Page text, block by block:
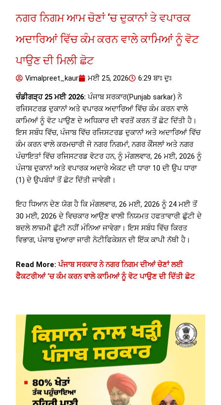
ਨਗਰ ਨਿਗਮ ਆਮ ਚੋਣਾਂ ‘ਚ ਦੁਕਾਨਾਂ ਤੇ ਵਪਾਰਕ
ਅਦਾਰਿਆਂ ਵਿੱਚ ਕੰਮ ਕਰਨ ਵਾਲੇ ਕਾਮਿਆਂ ਨੂੰ ਵੋਟ
ਪਾਉਣ ਦੀ ਮਿਲੀ ਛੋਟ
Vimalpreet_kaur ਮਈ 25, 2026 6:29 ਬਾਃ ਦੁਃ
ਚੰਡੀਗੜ੍ਹ 25 ਮਈ 2026: ਪੰਜਾਬ ਸਰਕਾਰ(Punjab sarkar) ਨੇ
ਰਜਿਸਟਰਡ ਦੁਕਾਨਾਂ ਅਤੇ ਵਪਾਰਕ ਅਦਾਰਿਆਂ ਵਿੱਚ ਕੰਮ ਕਰਨ ਵਾਲੇ
ਕਾਮਿਆਂ ਨੂੰ ਵੋਟ ਪਾਉਣ ਦੇ ਅਧਿਕਾਰ ਦੀ ਵਰਤੋਂ ਕਰਨ ਤੋਂ ਛੋਟ ਦਿੱਤੀ ਹੈ।
ਇਸ ਸਬੰਧ ਵਿੱਚ, ਪੰਜਾਬ ਵਿੱਚ ਰਜਿਸਟਰਡ ਦੁਕਾਨਾਂ ਅਤੇ ਅਦਾਰਿਆਂ ਵਿੱਚ
ਕੰਮ ਕਰਨ ਵਾਲੇ ਕਰਮਚਾਰੀ ਜੋ ਨਗਰ ਨਿਗਮਾਂ, ਨਗਰ ਕੌਂਸਲਾਂ ਅਤੇ ਨਗਰ
ਪੰਚਾਇਤਾਂ ਵਿੱਚ ਰਜਿਸਟਰਡ ਵੋਟਰ ਹਨ, ਨੂੰ ਮੰਗਲਵਾਰ, 26 ਮਈ, 2026 ਨੂੰ
ਪੰਜਾਬ ਦੁਕਾਨਾਂ ਅਤੇ ਵਪਾਰਕ ਅਦਾਰੇ ਐਕਟ ਦੀ ਧਾਰਾ 10 ਦੀ ਉਪ ਧਾਰਾ
(1) ਦੇ ਉਪਬੰਧਾਂ ਤੋਂ ਛੋਟ ਦਿੱਤੀ ਜਾਵੇਗੀ।
ਇਹ ਧਿਆਨ ਦੇਣ ਯੋਗ ਹੈ ਕਿ ਮੰਗਲਵਾਰ, 26 ਮਈ, 2026 ਨੂੰ 24 ਮਈ ਤੋਂ
30 ਮਈ, 2026 ਦੇ ਵਿਚਕਾਰ ਆਉਣ ਵਾਲੀ ਨਿਯਮਤ ਹਫਤਾਵਾਰੀ ਛੁੱਟੀ ਦੇ
ਬਦਲੇ ਲਾਜ਼ਮੀ ਛੁੱਟੀ ਨਹੀਂ ਮੰਨਿਆ ਜਾਵੇਗਾ। ਇਸ ਸਬੰਧ ਵਿੱਚ ਕਿਰਤ
ਵਿਭਾਗ, ਪੰਜਾਬ ਦੁਆਰਾ ਜਾਰੀ ਨੋਟੀਫਿਕੇਸ਼ਨ ਦੀ ਇੱਕ ਕਾਪੀ ਨੱਥੀ ਹੈ।
Read More:ਪੰਜਾਬ ਸਰਕਾਰ ਨੇ ਨਗਰ ਨਿਗਮ ਦੀਆਂ ਚੋਣਾਂ ਲਈ
ਫੈਕਟਰੀਆਂ ‘ਚ ਕੰਮ ਕਰਨ ਵਾਲੇ ਕਾਮਿਆਂ ਨੂੰ ਵੋਟ ਪਾਉਣ ਦੀ ਦਿੱਤੀ ਛੋਟ